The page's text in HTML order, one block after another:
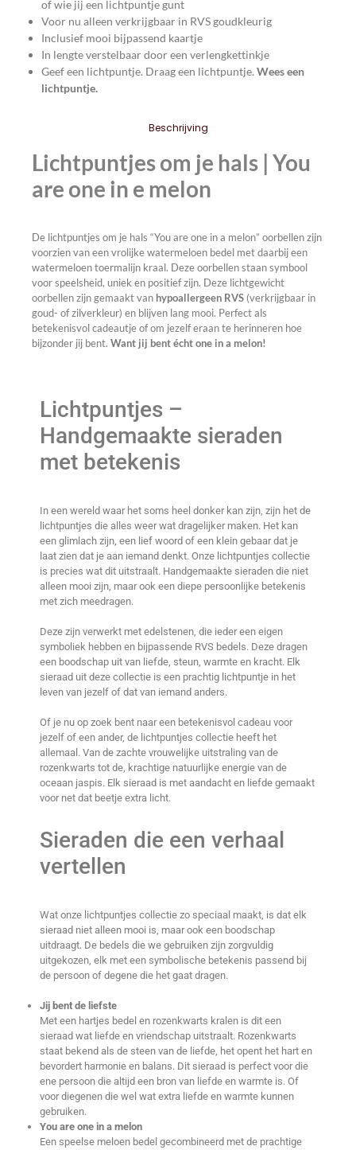
of wie jij een lichtpuntje gunt
Voor nu alleen verkrijgbaar in RVS goudkleurig
Inclusief mooi bijpassend kaartje
In lengte verstelbaar door een verlengkettinkje
Geef een lichtpuntje. Draag een lichtpuntje. Wees een
lichtpuntje.
Beschrijving
Lichtpuntjes om je hals | You
are one in e melon
De lichtpuntjes om je hals “You are one in a melon” oorbellen zijn
voorzien van een vrolijke watermeloen bedel met daarbij een
watermeloen toermalijn kraal. Deze oorbellen staan symbool
voor speelsheid, uniek en positief zijn. Deze lichtgewicht
oorbellen zijn gemaakt van hypoallergeen RVS (verkrijgbaar in
goud- of zilverkleur) en blijven lang mooi. Perfect als
betekenisvol cadeautje of om jezelf eraan te herinneren hoe
bijzonder jij bent. Want jij bent écht one in a melon!
Lichtpuntjes –
Handgemaakte sieraden
met betekenis
In een wereld waar het soms heel donker kan zijn, zijn het de
lichtpuntjes die alles weer wat dragelijker maken. Het kan
een glimlach zijn, een lief woord of een klein gebaar dat je
laat zien dat je aan iemand denkt. Onze lichtpuntjes collectie
is precies wat dit uitstraalt. Handgemaakte sieraden die niet
alleen mooi zijn, maar ook een diepe persoonlijke betekenis
met zich meedragen.
Deze zijn verwerkt met edelstenen, die ieder een eigen
symboliek hebben en bijpassende RVS bedels. Deze dragen
een boodschap uit van liefde, steun, warmte en kracht. Elk
sieraad uit deze collectie is een prachtig lichtpuntje in het
leven van jezelf of dat van iemand anders.
Of je nu op zoek bent naar een betekenisvol cadeau voor
jezelf of een ander, de lichtpuntjes collectie heeft het
allemaal. Van de zachte vrouwelijke uitstraling van de
rozenkwarts tot de, krachtige natuurlijke energie van de
oceaan jaspis. Elk sieraad is met aandacht en liefde gemaakt
voor net dat beetje extra licht.
Sieraden die een verhaal
vertellen
Wat onze lichtpuntjes collectie zo speciaal maakt, is dat elk
sieraad niet alleen mooi is, maar ook een boodschap
uitdraagt. De bedels die we gebruiken zijn zorgvuldig
uitgekozen, elk met een symbolische betekenis passend bij
de persoon of degene die het gaat dragen.
Jij bent de liefste
Met een hartjes bedel en rozenkwarts kralen is dit een
sieraad wat liefde en vriendschap uitstraalt. Rozenkwarts
staat bekend als de steen van de liefde, het opent het hart en
bevordert harmonie en balans. Dit sieraad is perfect voor die
ene persoon die altijd een bron van liefde en warmte is. Of
voor diegenen die wel wat extra liefde en warmte kunnen
gebruiken.
You are one in a melon
Een speelse meloen bedel gecombineerd met de prachtige